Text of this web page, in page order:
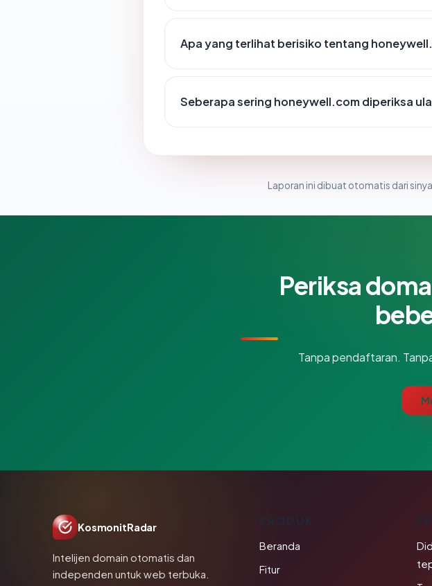
Apa yang terlihat berisiko tentang
Seberapa sering honeywell.com diperiksa
Laporan ini dibuat otomatis dari
Periksa
Tanpa pendaftaran.
KosmonitRadar
Intelijen domain otomatis dan
independen untuk web terbuka.
Beranda
Fitur